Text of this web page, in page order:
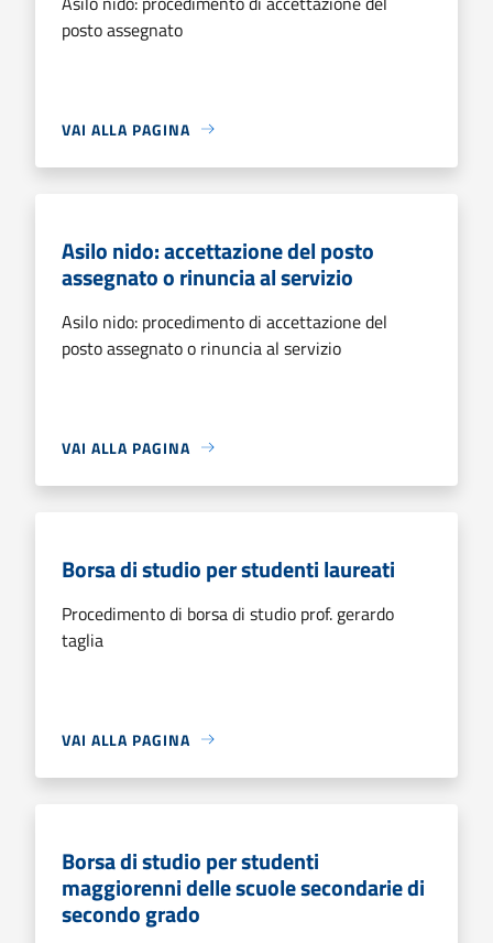
posto assegnato
VAI ALLA PAGINA
Asilo nido: accettazione del posto
assegnato o rinuncia al servizio
Asilo nido: procedimento di accettazione del
posto assegnato o rinuncia al servizio
VAI ALLA PAGINA
Borsa di studio per studenti laureati
Procedimento di borsa di studio prof. gerardo
taglia
VAI ALLA PAGINA
Borsa di studio per studenti
maggiorenni delle scuole secondarie di
secondo grado